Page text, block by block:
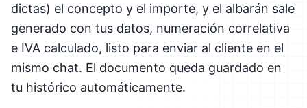
dictas) el concepto y el importe, y el albarán sale
generado con tus datos, numeración correlativa
e IVA calculado, listo para enviar al cliente en el
mismo chat. El documento queda guardado en
tu histórico automáticamente.